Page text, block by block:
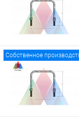
Собственное